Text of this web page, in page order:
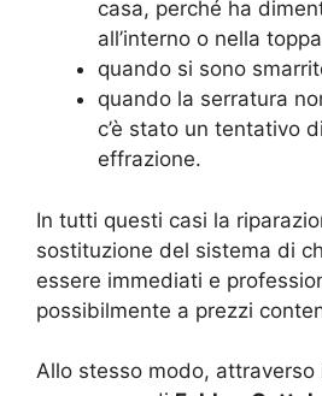
casa, perché ha
all’interno o nella toppa
quando si sono
quando la serratura
c’è stato un tentativo
effrazione.
In tutti questi casi la
sostituzione del sistema di
essere immediati e
possibilmente a prezzi
Allo stesso modo, attraverso